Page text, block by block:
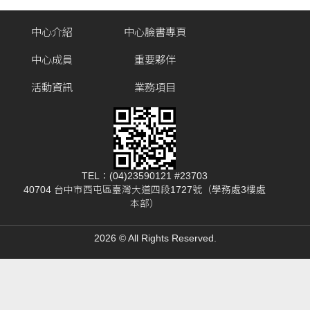
中心介紹
中心成員
活動資訊
中心臉書專頁
重要夥伴
業務項目
TEL：(04)23590121 #23703
40704 台中市西屯區臺灣大道四段1727號（學務處3樓處
本部）
2026 © All Rights Reserved.